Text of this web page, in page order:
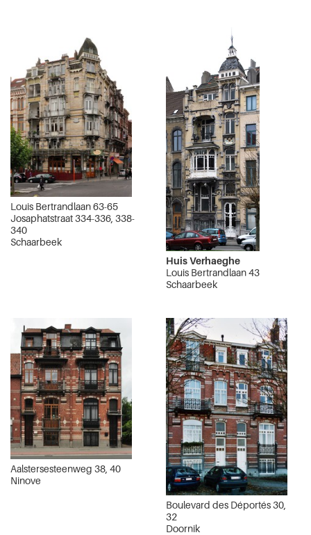
Louis Bertrandlaan 63-65
Josaphatstraat 334-336, 338-
340
Schaarbeek
Huis Verhaeghe
Louis Bertrandlaan 43
Schaarbeek
Aalstersesteenweg 38, 40
Ninove
Boulevard des Déportés 30,
32
Doornik